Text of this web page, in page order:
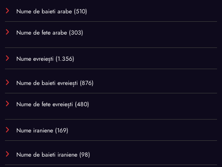
Nume de baieti arabe (510)
Nume de fete arabe (303)
Nume evreiești (1.356)
Nume de baieti evreiești (876)
Nume de fete evreiești (480)
Nume iraniene (169)
Nume de baieti iraniene (98)